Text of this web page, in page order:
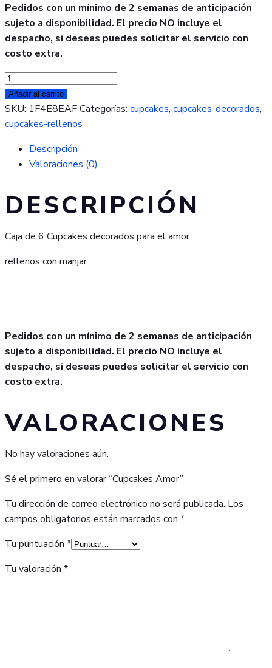
Pedidos con un mínimo de 2 semanas de anticipación
sujeto a disponibilidad. El precio NO incluye el
despacho, si deseas puedes solicitar el servicio con
costo extra.
Cupcakes
Amor
cantidad
Añadir al carrito
SKU: 1F4E8EAFCategorías: cupcakes, cupcakes-decorados,
cupcakes-rellenos
Descripción
Valoraciones (0)
DESCRIPCIÓN
Caja de 6 Cupcakes decorados para el amor
rellenos con manjar
Pedidos con un mínimo de 2 semanas de anticipación
sujeto a disponibilidad. El precio NO incluye el
despacho, si deseas puedes solicitar el servicio con
costo extra.
VALORACIONES
No hay valoraciones aún.
Sé el primero en valorar “Cupcakes Amor”
Tu dirección de correo electrónico no será publicada. Los
campos obligatorios están marcados con *
Tu puntuación *
Tu valoración *